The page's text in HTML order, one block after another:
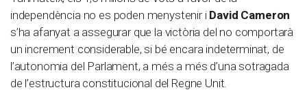
independència no es poden menystenir i David Cameron
s’ha afanyat a assegurar que la victòria del no comportarà
un increment considerable, si bé encara indeterminat, de
l’autonomia del Parlament, a més a més d’una sotragada
de l’estructura constitucional del Regne Unit.